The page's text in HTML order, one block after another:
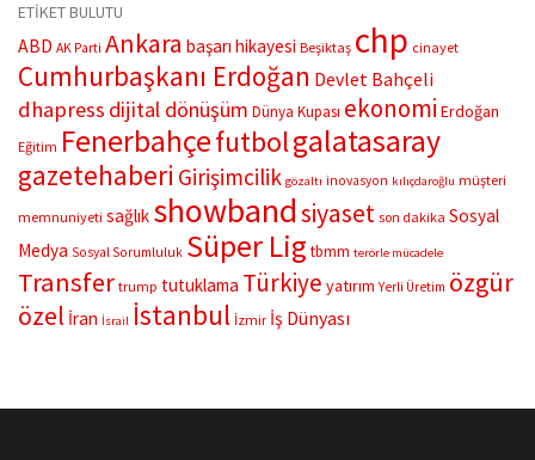
ETİKET BULUTU
ABD AK Parti Ankara başarı hikayesi Beşiktaş chp cinayet
Cumhurbaşkanı Erdoğan Devlet Bahçeli
dhapress dijital dönüşüm Dünya Kupası ekonomi Erdoğan
Eğitim Fenerbahçefutbolgalatasaray
gazetehaberi Girişimcilik gözaltı inovasyon kılıçdaroğlu müşteri
memnuniyeti sağlık showbandsiyaset son dakika Sosyal
Medya Sosyal Sorumluluk Süper Lig tbmm terörle mücadele
Transfer trump tutuklama Türkiye yatırım Yerli Üretim özgür
özel İran İsrail İstanbul İzmir İş Dünyası